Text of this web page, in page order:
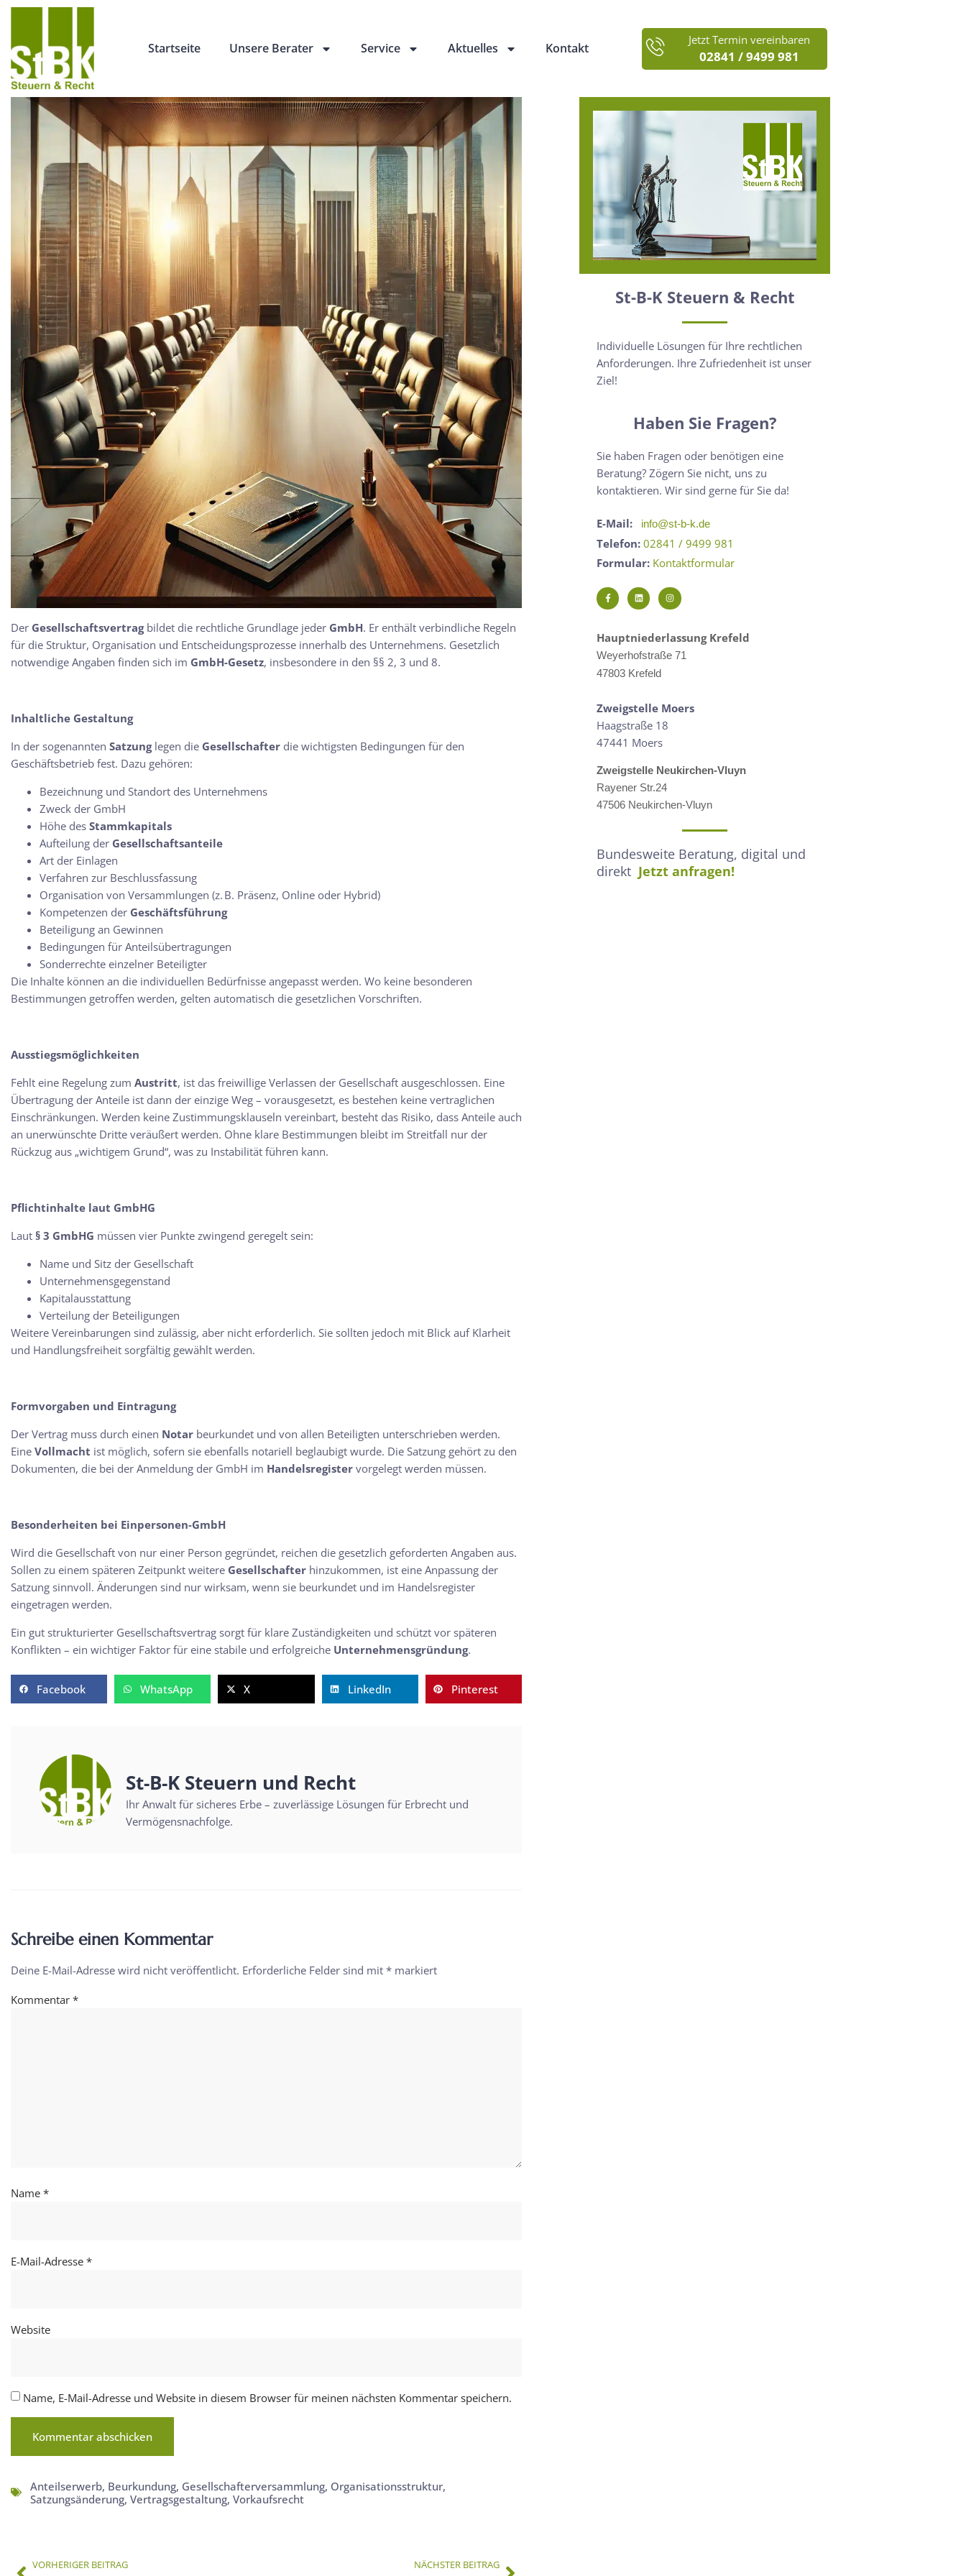
Startseite Unsere Berater Service Aktuelles Kontakt
Jetzt Termin vereinbaren
02841 / 9499 981
Der Gesellschaftsvertragbildet die rechtliche Grundlage jeder GmbH. Er enthält verbindliche Regeln
für die Struktur, Organisation und Entscheidungsprozesse innerhalb des Unternehmens. Gesetzlich
notwendige Angaben finden sich im GmbH-Gesetz, insbesondere in den §§ 2, 3 und 8.
Inhaltliche Gestaltung
In der sogenannten Satzunglegen die Gesellschafter die wichtigsten Bedingungen für den
Geschäftsbetrieb fest. Dazu gehören:
Bezeichnung und Standort des Unternehmens
Zweck der GmbH
Höhe des Stammkapitals
Aufteilung der Gesellschaftsanteile
Art der Einlagen
Verfahren zur Beschlussfassung
Organisation von Versammlungen (z. B. Präsenz, Online oder Hybrid)
Kompetenzen der Geschäftsführung
Beteiligung an Gewinnen
Bedingungen für Anteilsübertragungen
Sonderrechte einzelner Beteiligter
Die Inhalte können an die individuellen Bedürfnisse angepasst werden. Wo keine besonderen
Bestimmungen getroffen werden, gelten automatisch die gesetzlichen Vorschriften.
Ausstiegsmöglichkeiten
Fehlt eine Regelung zum Austritt, ist das freiwillige Verlassen der Gesellschaft ausgeschlossen. Eine
Übertragung der Anteile ist dann der einzige Weg – vorausgesetzt, es bestehen keine vertraglichen
Einschränkungen. Werden keine Zustimmungsklauseln vereinbart, besteht das Risiko, dass Anteile auch
an unerwünschte Dritte veräußert werden. Ohne klare Bestimmungen bleibt im Streitfall nur der
Rückzug aus „wichtigem Grund“, was zu Instabilität führen kann.
Pflichtinhalte laut GmbHG
Laut § 3 GmbHG müssen vier Punkte zwingend geregelt sein:
Name und Sitz der Gesellschaft
Unternehmensgegenstand
Kapitalausstattung
Verteilung der Beteiligungen
Weitere Vereinbarungen sind zulässig, aber nicht erforderlich. Sie sollten jedoch mit Blick auf Klarheit
und Handlungsfreiheit sorgfältig gewählt werden.
Formvorgaben und Eintragung
Der Vertrag muss durch einen Notar beurkundet und von allen Beteiligten unterschrieben werden.
Eine Vollmacht ist möglich, sofern sie ebenfalls notariell beglaubigt wurde. Die Satzung gehört zu den
Dokumenten, die bei der Anmeldung der GmbH im Handelsregister vorgelegt werden müssen.
Besonderheiten bei Einpersonen-GmbH
Wird die Gesellschaft von nur einer Person gegründet, reichen die gesetzlich geforderten Angaben aus.
Sollen zu einem späteren Zeitpunkt weitere Gesellschafter hinzukommen, ist eine Anpassung der
Satzung sinnvoll. Änderungen sind nur wirksam, wenn sie beurkundet und im Handelsregister
eingetragen werden.
Ein gut strukturierter Gesellschaftsvertrag sorgt für klare Zuständigkeiten und schützt vor späteren
Konflikten – ein wichtiger Faktor für eine stabile und erfolgreiche Unternehmensgründung.
Facebook WhatsApp X LinkedIn Pinterest
St-B-K Steuern und Recht
Ihr Anwalt für sicheres Erbe – zuverlässige Lösungen für Erbrecht und
Vermögensnachfolge.
Schreibe einen Kommentar
Deine E-Mail-Adresse wird nicht veröffentlicht. Erforderliche Felder sind mit * markiert
Kommentar *
Name *
E-Mail-Adresse *
Website
Name, E-Mail-Adresse und Website in diesem Browser für meinen nächsten Kommentar speichern.
Anteilserwerb, Beurkundung, Gesellschafterversammlung, Organisationsstruktur,
Satzungsänderung, Vertragsgestaltung, Vorkaufsrecht
VORHERIGER BEITRAG NÄCHSTER BEITRAG
St-B-K Steuern & Recht
Individuelle Lösungen für Ihre rechtlichen
Anforderungen. Ihre Zufriedenheit ist unser
Ziel!
Haben Sie Fragen?
Sie haben Fragen oder benötigen eine
Beratung? Zögern Sie nicht, uns zu
kontaktieren. Wir sind gerne für Sie da!
E-Mail: info@st-b-k.de
Telefon: 02841 / 9499 981
Formular: Kontaktformular
Hauptniederlassung Krefeld
Weyerhofstraße 71
47803 Krefeld
Zweigstelle Moers
Haagstraße 18
47441 Moers
Zweigstelle Neukirchen-Vluyn
Rayener Str.24
47506 Neukirchen-Vluyn
Bundesweite Beratung, digital und
direkt Jetzt anfragen!